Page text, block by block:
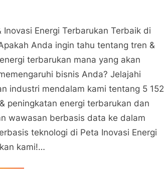
Inovasi Energi Terbarukan Terbaik di
Anda ingin tahu tentang tren &
terbarukan mana yang akan
bisnis Anda? Jelajahi
industri mendalam kami tentang 5 152
peningkatan energi terbarukan dan
wawasan berbasis data ke dalam
teknologi di Peta Inovasi Energi
kami!…